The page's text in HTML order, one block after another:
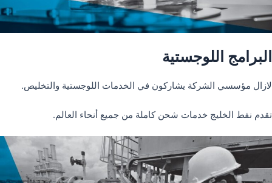
البرامج اللوجستية
لازال مؤسسي الشركة يشاركون في الخدمات اللوجستية والتخليص.
تقدم نفط الخليج خدمات شحن كاملة من جميع أنحاء العالم.